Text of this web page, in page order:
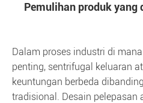
Pemulihan produk
Dalam proses industri di
penting, sentrifugal keluaran
keuntungan berbeda
tradisional. Desain pelepasan